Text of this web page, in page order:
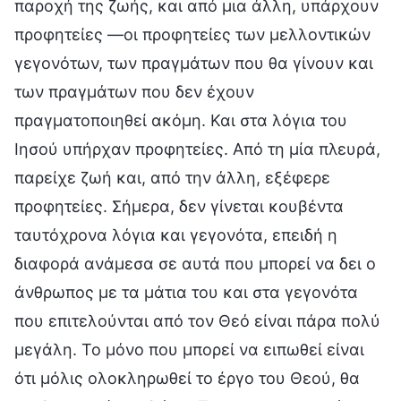
παροχή της ζωής, και από μια άλλη, υπάρχουν
προφητείες —οι προφητείες των μελλοντικών
γεγονότων, των πραγμάτων που θα γίνουν και
των πραγμάτων που δεν έχουν
πραγματοποιηθεί ακόμη. Και στα λόγια του
Ιησού υπήρχαν προφητείες. Από τη μία πλευρά,
παρείχε ζωή και, από την άλλη, εξέφερε
προφητείες. Σήμερα, δεν γίνεται κουβέντα
ταυτόχρονα λόγια και γεγονότα, επειδή η
διαφορά ανάμεσα σε αυτά που μπορεί να δει ο
άνθρωπος με τα μάτια του και στα γεγονότα
που επιτελούνται από τον Θεό είναι πάρα πολύ
μεγάλη. Το μόνο που μπορεί να ειπωθεί είναι
ότι μόλις ολοκληρωθεί το έργο του Θεού, θα